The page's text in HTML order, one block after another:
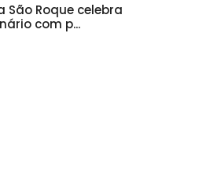
São Roque celebra
com p...